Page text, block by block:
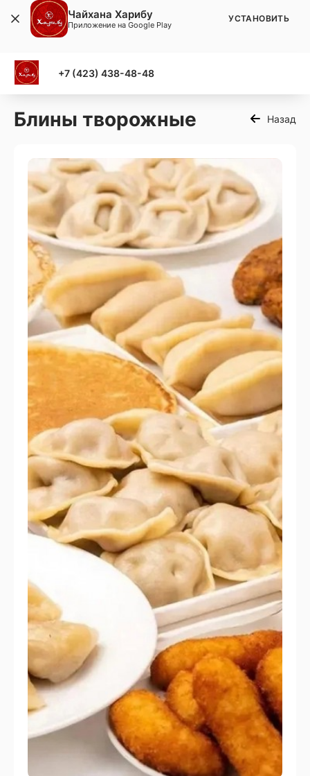
+7 (423) 438-48-48
Блины творожные Назад
Чайхана Харибу
Приложение на Google Play
УСТАНОВИТЬ